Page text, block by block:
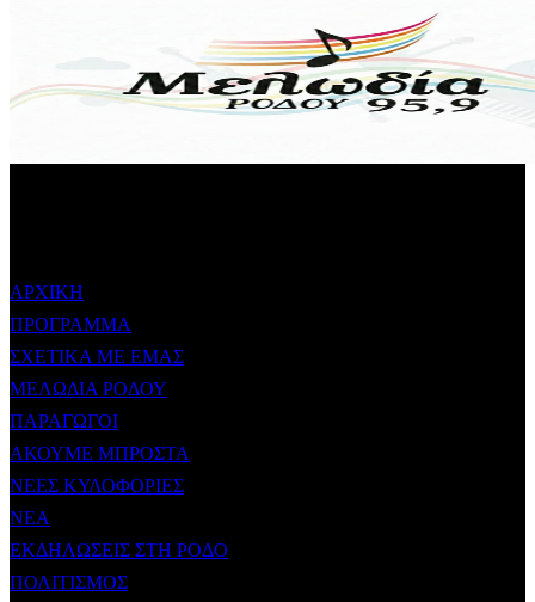
ΑΡΧΙΚΗ
ΠΡΟΓΡΑΜΜΑ
ΣΧΕΤΙΚΑ ΜΕ ΕΜΑΣ
ΜΕΛΩΔΙΑ ΡΟΔΟΥ
ΠΑΡΑΓΩΓΟΙ
ΑΚΟΥΜΕ ΜΠΡΟΣΤΑ
ΝΕΕΣ ΚΥΛΟΦΟΡΙΕΣ
ΝΕΑ
ΕΚΔΗΛΩΣΕΙΣ ΣΤΗ ΡΟΔΟ
ΠΟΛΙΤΙΣΜΟΣ